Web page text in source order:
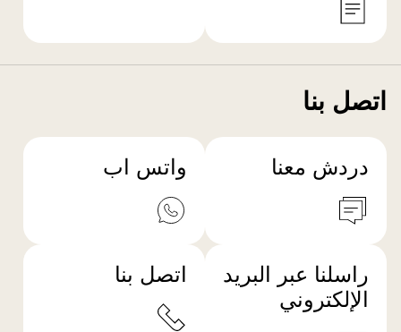
اتصل بنا
دردش معنا واتس اب
راسلنا عبر البريد
الإلكتروني
اتصل بنا